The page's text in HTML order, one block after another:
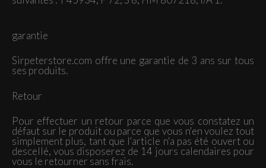
garantie
Sirpeterstore.com offre une garantie de 3 ans sur tous
ses produits.
Retour
Pour effectuer un retour parce que vous constatez un
défaut sur le produit ou parce que vous n'en voulez tout
simplement plus, tant que l'article n'a pas été ouvert ou
descellé, vous disposerez de 14 jours calendaires pour
vous le retourner sans frais.